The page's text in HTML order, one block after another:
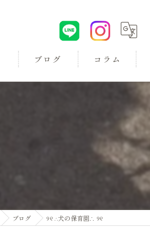
ブログ コラム
ブログ ୨୧ ∴犬の保育園∴ ୨୧